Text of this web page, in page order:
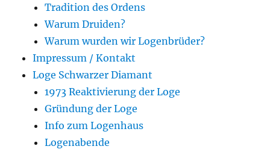
Tradition des Ordens
Warum Druiden?
Warum wurden wir Logenbrüder?
Impressum / Kontakt
Loge Schwarzer Diamant
1973 Reaktivierung der Loge
Gründung der Loge
Info zum Logenhaus
Logenabende